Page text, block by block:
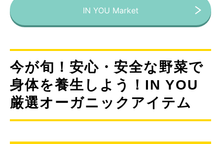
IN YOU Market
今が旬！安心・安全な野菜で
身体を養生しよう！IN YOU
厳選オーガニックアイテム